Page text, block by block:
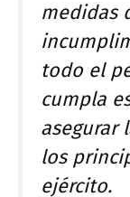
medidas
todo el
cumpla
asegurar
los
ejército.